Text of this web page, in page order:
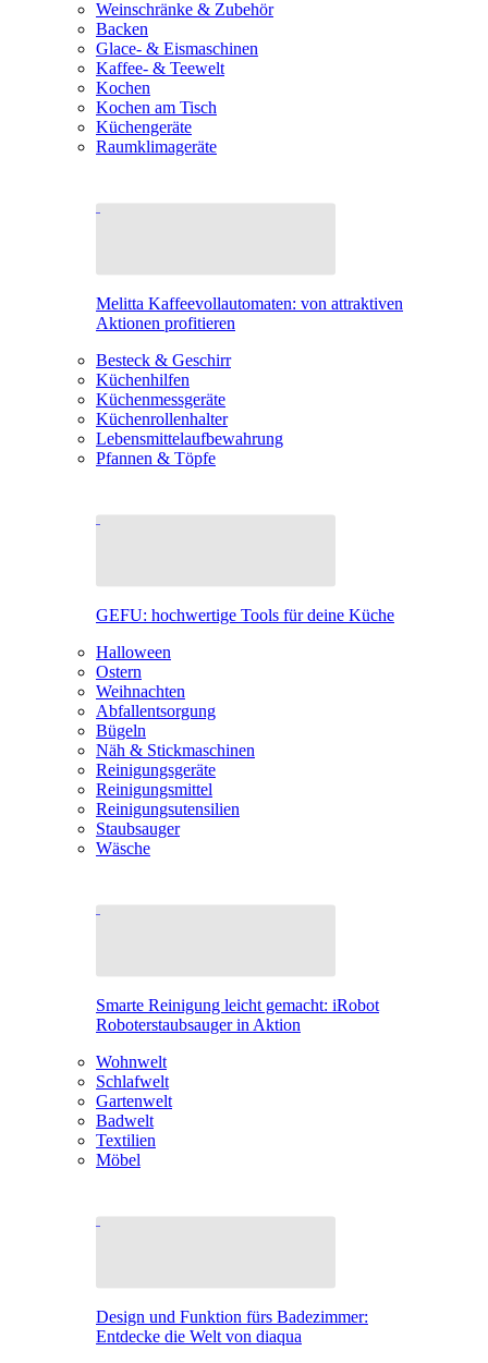
Weinschränke & Zubehör
Backen
Glace- & Eismaschinen
Kaffee- & Teewelt
Kochen
Kochen am Tisch
Küchengeräte
Raumklimageräte
Melitta Kaffeevollautomaten: von attraktiven
Aktionen profitieren
Besteck & Geschirr
Küchenhilfen
Küchenmessgeräte
Küchenrollenhalter
Lebensmittelaufbewahrung
Pfannen & Töpfe
GEFU: hochwertige Tools für deine Küche
Halloween
Ostern
Weihnachten
Abfallentsorgung
Bügeln
Näh & Stickmaschinen
Reinigungsgeräte
Reinigungsmittel
Reinigungsutensilien
Staubsauger
Wäsche
Smarte Reinigung leicht gemacht: iRobot
Roboterstaubsauger in Aktion
Wohnwelt
Schlafwelt
Gartenwelt
Badwelt
Textilien
Möbel
Design und Funktion fürs Badezimmer:
Entdecke die Welt von diaqua